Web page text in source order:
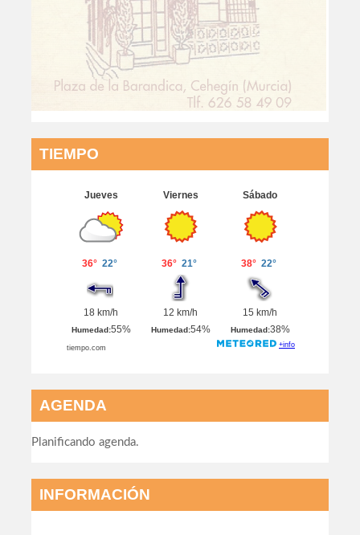
TIEMPO
AGENDA
Planificando agenda.
INFORMACIÓN